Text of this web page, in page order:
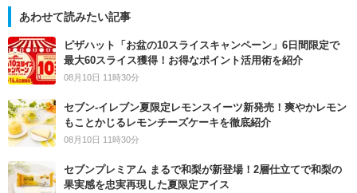
あわせて読みたい記事
ピザハット「お盆の10スライスキャンペーン」6日間限定で
最大60スライス獲得！お得なポイント活用術を紹介
08月10日 11時30分
セブン‐イレブン夏限定レモンスイーツ新発売！爽やかレモン
もことかじるレモンチーズケーキを徹底紹介
08月10日 11時30分
セブンプレミアム まるで和梨が新登場！2層仕立てで和梨の
果実感を忠実再現した夏限定アイス